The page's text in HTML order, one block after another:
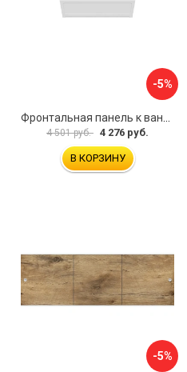
-5%
4 501 руб. 4 276 руб.
В КОРЗИНУ
-5%